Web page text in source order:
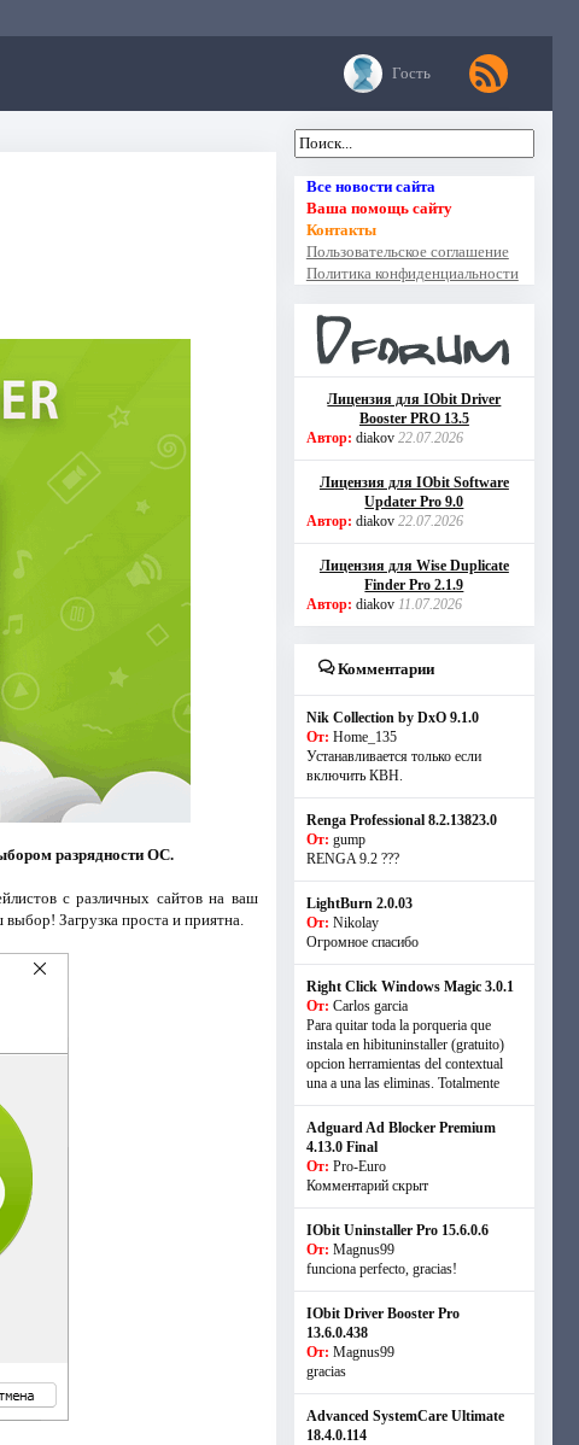
Гость
разрядности ОС.
с различных сайтов на ваш
Загрузка проста и приятна.
Все новости сайта
Ваша помощь сайту
Контакты
Пользовательское соглашение
Политика конфиденциальности
Лицензия для IObit Driver
Booster PRO 13.5
Автор: diakov 22.07.2026
Лицензия для IObit Software
Updater Pro 9.0
Автор: diakov 22.07.2026
Лицензия для Wise Duplicate
Finder Pro 2.1.9
Автор: diakov 11.07.2026
Комментарии
Nik Collection by DxO 9.1.0
От: Home_135
Устанавливается только если
включить КВН.
Renga Professional 8.2.13823.0
От: gump
RENGA 9.2 ???
LightBurn 2.0.03
От: Nikolay
Огромное спасибо
Right Click Windows Magic 3.0.1
От: Carlos garcia
Para quitar toda la porqueria que
instala en hibituninstaller (gratuito)
opcion herramientas del contextual
una a una las eliminas. Totalmente
Adguard Ad Blocker Premium
4.13.0 Final
От: Pro-Euro
Комментарий скрыт
IObit Uninstaller Pro 15.6.0.6
От: Magnus99
funciona perfecto, gracias!
IObit Driver Booster Pro
13.6.0.438
От: Magnus99
gracias
Advanced SystemCare Ultimate
18.4.0.114